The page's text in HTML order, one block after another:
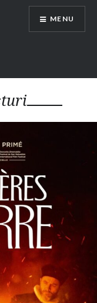
MENU